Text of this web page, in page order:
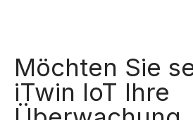
Möchten Sie
iTwin IoT Ihre